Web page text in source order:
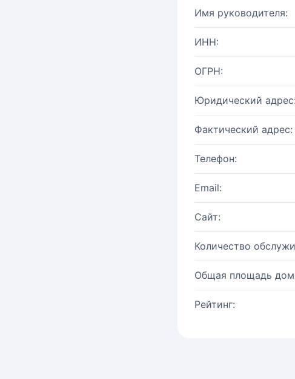
Имя руководителя:
ИНН:
ОГРН:
Юридический адрес:
Фактический адрес:
Телефон:
Email:
Сайт:
Количество
Общая площадь
Рейтинг: